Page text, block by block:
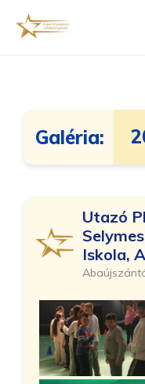
Galéria:
Utazó
Iskola,